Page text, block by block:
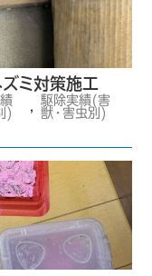
ミ対策施工
)
,
駆除実績(害
獣・害虫別)